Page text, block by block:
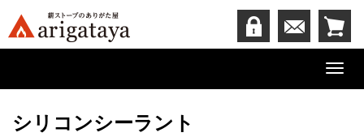
シリコンシーラント